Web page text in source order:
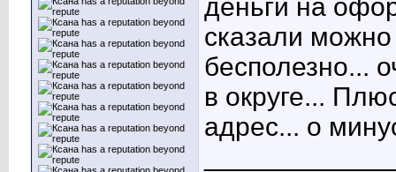
деньги на
сказали можно
бесполезно...
в округе...
адрес... о